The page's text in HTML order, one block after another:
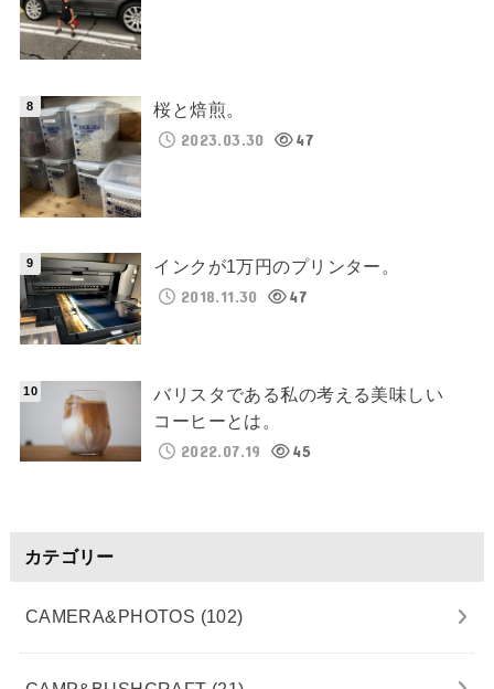
桜と焙煎。
2023.03.30
47
インクが1万円のプリンター。
2018.11.30
47
バリスタである私の考える美味しい
コーヒーとは。
2022.07.19
45
カテゴリー
CAMERA&PHOTOS (102)